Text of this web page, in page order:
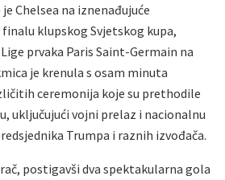
Chelsea na iznenađujuće
klupskog Svjetskog kupa,
prvaka Paris Saint-Germain na
je krenula s osam minuta
ceremonija koje su prethodile
uključujući vojni prelaz i nacionalnu
Trumpa i raznih izvođača.
postigavši dva spektakularna gola